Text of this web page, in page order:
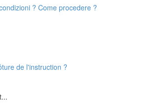
? Come procedere ?
de l'instruction ?